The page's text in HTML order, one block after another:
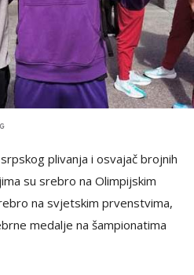
plivanja i osvajač brojnih
su srebro na Olimpijskim
na svjetskim prvenstvima,
medalje na šampionatima